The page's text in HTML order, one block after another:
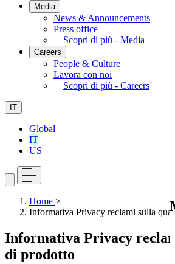
Media
News & Announcements
Press office
Scopri di più - Media
Careers
People & Culture
Lavora con noi
Scopri di più - Careers
IT
Global
IT
US
Home >
Informativa Privacy reclami sulla
Informativa Privacy
di prodotto